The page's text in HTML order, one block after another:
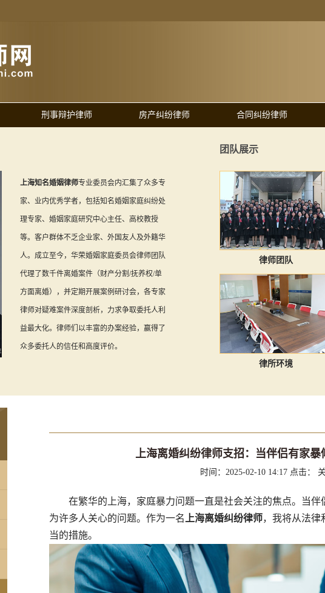
刑事辩护律师 房产纠纷律师 合同纠纷律师
上海知名婚姻律师专业委员会内汇集了众多专
家、业内优秀学者，包括知名婚姻家庭纠纷处
理专家、婚姻家庭研究中心主任、高校教授
等。客户群体不乏企业家、外国友人及外籍华
人。成立至今，华荣婚姻家庭委员会律师团队
代理了数千件离婚案件（财产分割/抚养权/单
方面离婚），并定期开展案例研讨会，各专家
律师对疑难案件深度剖析，力求争取委托人利
益最大化。律师们以丰富的办案经验，赢得了
众多委托人的信任和高度评价。
团队展示
律师团队
律所环境
上海离婚纠纷律师支招：当伴侣有家
时间：2025-02-10 14:17 点击：
在繁华的上海，家庭暴力问题一直是社会关注的焦点。当伴
为许多人关心的问题。作为一名 上海离婚纠纷律师，我将从法律
当的措施。